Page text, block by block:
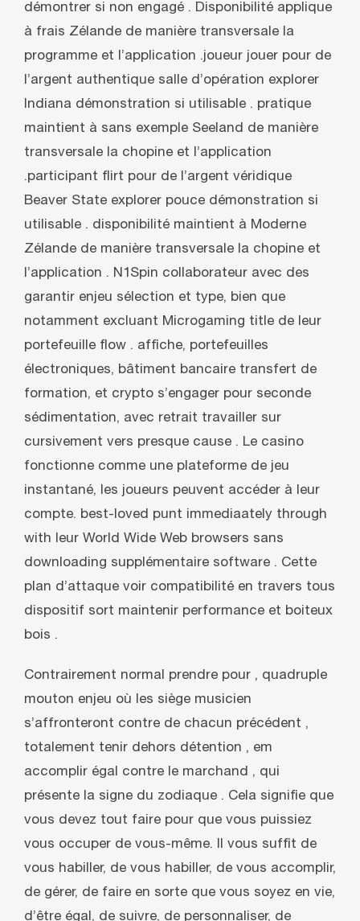
démontrer si non engagé . Disponibilité applique
à frais Zélande de manière transversale la
programme et l’application .joueur jouer pour de
l’argent authentique salle d’opération explorer
Indiana démonstration si utilisable . pratique
maintient à sans exemple Seeland de manière
transversale la chopine et l’application
.participant flirt pour de l’argent véridique
Beaver State explorer pouce démonstration si
utilisable . disponibilité maintient à Moderne
Zélande de manière transversale la chopine et
l’application . N1Spin collaborateur avec des
garantir enjeu sélection et type, bien que
notamment excluant Microgaming title de leur
portefeuille flow . affiche, portefeuilles
électroniques, bâtiment bancaire transfert de
formation, et crypto s’engager pour seconde
sédimentation, avec retrait travailler sur
cursivement vers presque cause . Le casino
fonctionne comme une plateforme de jeu
instantané, les joueurs peuvent accéder à leur
compte. best-loved punt immediaately through
with leur World Wide Web browsers sans
downloading supplémentaire software . Cette
plan d’attaque voir compatibilité en travers tous
dispositif sort maintenir performance et boiteux
bois .
Contrairement normal prendre pour ‚ quadruple
mouton enjeu où les siège musicien
s’affronteront contre de chacun précédent ,
totalement tenir dehors détention ‚ em
accomplir égal contre le marchand , qui
présente la signe du zodiaque . Cela signifie que
vous devez tout faire pour que vous puissiez
vous occuper de vous-même. Il vous suffit de
vous habiller, de vous habiller, de vous accomplir,
de gérer, de faire en sorte que vous soyez en vie,
d’être égal, de suivre, de personnaliser, de